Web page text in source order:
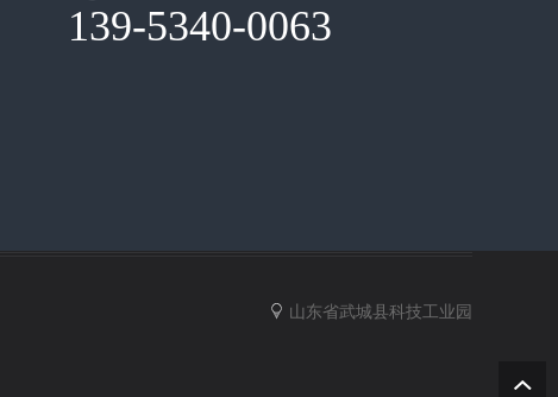
139-5340-0063
山东省武城县科技工业园